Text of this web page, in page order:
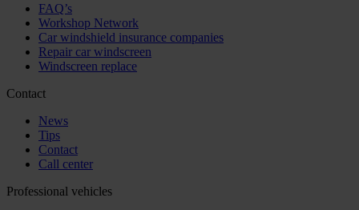
FAQ’s
Workshop Network
Car windshield insurance companies
Repair car windscreen
Windscreen replace
Contact
News
Tips
Contact
Call center
Professional vehicles